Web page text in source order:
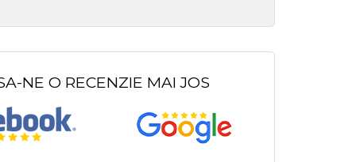
NE O RECENZIE MAI JOS